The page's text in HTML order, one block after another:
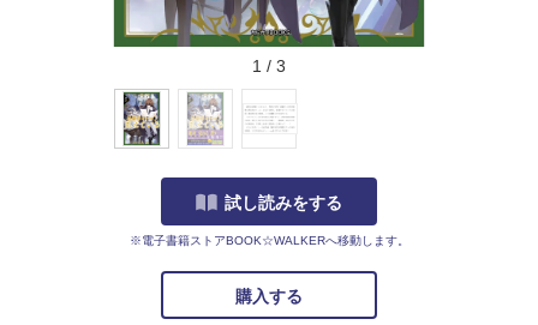
1 / 3
試し読みをする
※電子書籍ストアBOOK☆WALKERへ移動します。
購入する